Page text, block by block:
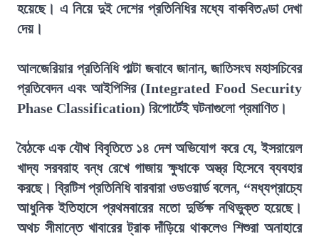
হয়েছে। এ নিয়ে দুই দেশের প্রতিনিধির মধ্যে বাকবিতণ্ডা দেখা
দেয়।
আলজেরিয়ার প্রতিনিধি পাল্টা জবাবে জানান, জাতিসংঘ মহাসচিবের
প্রতিবেদন এবং আইপিসির (Integrated Food Security
Phase Classification) রিপোর্টেই ঘটনাগুলো প্রমাণিত।
বৈঠকে এক যৌথ বিবৃতিতে ১৪ দেশ অভিযোগ করে যে, ইসরায়েল
খাদ্য সরবরাহ বন্ধ রেখে গাজায় ক্ষুধাকে অস্ত্র হিসেবে ব্যবহার
করছে। ব্রিটিশ প্রতিনিধি বারবারা ওডওয়ার্ড বলেন, “মধ্যপ্রাচ্যে
আধুনিক ইতিহাসে প্রথমবারের মতো দুর্ভিক্ষ নথিভুক্ত হয়েছে।
অথচ সীমান্তে খাবারের ট্রাক দাঁড়িয়ে থাকলেও শিশুরা অনাহারে